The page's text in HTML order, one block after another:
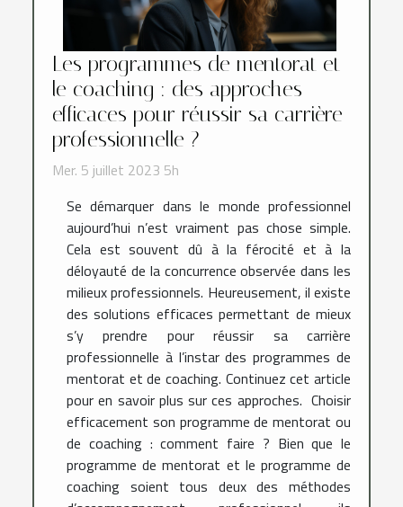
Les programmes de mentorat et
le coaching : des approches
efficaces pour réussir sa carrière
professionnelle ?
Mer. 5 juillet 2023 5h
Se démarquer dans le monde professionnel
aujourd’hui n’est vraiment pas chose simple.
Cela est souvent dû à la férocité et à la
déloyauté de la concurrence observée dans les
milieux professionnels. Heureusement, il existe
des solutions efficaces permettant de mieux
s’y prendre pour réussir sa carrière
professionnelle à l’instar des programmes de
mentorat et de coaching. Continuez cet article
pour en savoir plus sur ces approches. Choisir
efficacement son programme de mentorat ou
de coaching : comment faire ? Bien que le
programme de mentorat et le programme de
coaching soient tous deux des méthodes